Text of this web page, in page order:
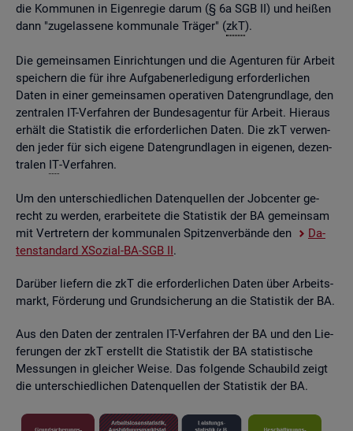
die Kom­mu­nen in Ei­gen­re­gie darum (§ 6a SGB II) und hei­ßen
dann "zu­ge­las­se­ne kom­mu­na­le Trä­ger" (zkT).
Die ge­mein­sa­men Ein­rich­tun­gen und die Agen­tu­ren für Ar­beit
spei­chern die für ihre Auf­ga­ben­er­le­di­gung er­for­der­li­chen
Daten in einer ge­mein­sa­men ope­ra­ti­ven Da­ten­grund­la­ge, den
zen­tra­len IT-Ver­fah­ren der Bun­des­agen­tur für Ar­beit. Hier­aus
er­hält die Sta­tis­tik die er­for­der­li­chen Daten. Die zkT ver­wen­
den jeder für sich ei­ge­ne Da­ten­grund­la­gen in ei­ge­nen, de­zen­
tra­len IT-Ver­fah­ren.
Um den un­ter­schied­li­chen Da­ten­quel­len der Job­cen­ter ge­
recht zu wer­den, er­ar­bei­te­te die Sta­tis­tik der BA ge­mein­sam
mit Ver­tre­tern der kom­mu­na­len Spit­zen­ver­bän­de den
Da­
ten­stan­dard XSo­zi­al-BA-SGB II.
Dar­über lie­fern die zkT die er­for­der­li­chen Daten über Ar­beits­
markt, För­de­rung und Grund­si­che­rung an die Sta­tis­tik der BA.
Aus den Daten der zen­tra­len IT-Ver­fah­ren der BA und den Lie­
fe­run­gen der zkT er­stellt die Sta­tis­tik der BA sta­tis­ti­sche
Mes­sun­gen in glei­cher Weise. Das fol­gen­de Schau­bild zeigt
die un­ter­schied­li­chen Da­ten­quel­len der Sta­tis­tik der BA.